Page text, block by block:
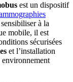
est un dispositif
à la
mobile, il est
sécurisées
et l’installation
environnement